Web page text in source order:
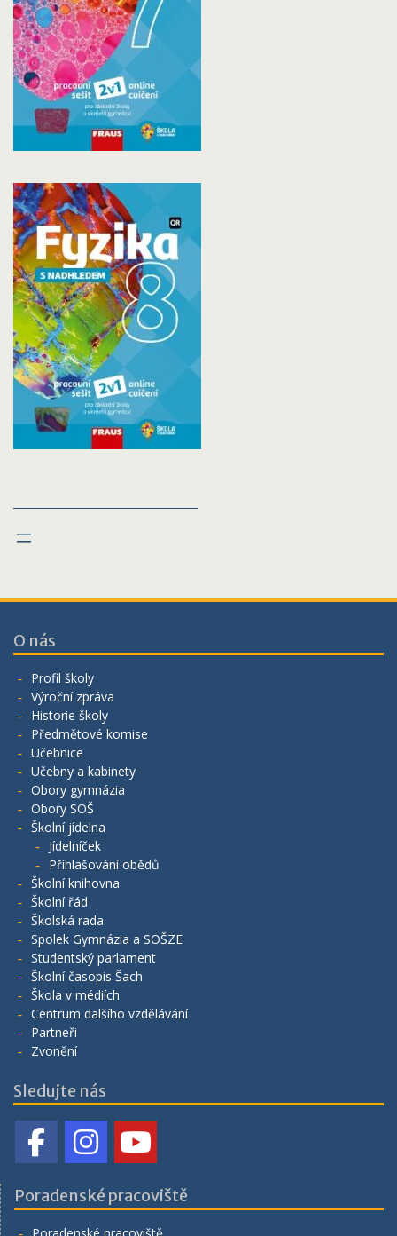
O nás
Profil školy
Výroční zpráva
Historie školy
Předmětové komise
Učebnice
Učebny a kabinety
Obory gymnázia
Obory SOŠ
Školní jídelna
Jídelníček
Přihlašování obědů
Školní knihovna
Školní řád
Školská rada
Spolek Gymnázia a SOŠZE
Studentský parlament
Školní časopis Šach
Škola v médiích
Centrum dalšího vzdělávání
Partneři
Zvonění
Sledujte nás
Poradenské pracoviště